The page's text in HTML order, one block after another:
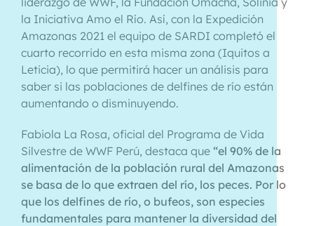
la Iniciativa Amo el Río. Así, con la Expedición
Amazonas 2021 el equipo de SARDI completó el
cuarto recorrido en esta misma zona (Iquitos a
Leticia), lo que permitirá hacer un análisis para
saber si las poblaciones de delfines de río están
aumentando o disminuyendo.
Fabiola La Rosa, oficial del Programa de Vida
Silvestre de WWF Perú, destaca que “el 90% de la
alimentación de la población rural del Amazonas
se basa de lo que extraen del río, los peces. Por lo
que los delfines de río, o bufeos, son especies
fundamentales para mantener la diversidad del